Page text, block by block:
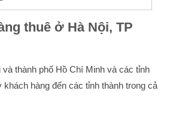
thuê ở Hà Nội, TP
và thành phố Hồ Chí Minh và các tỉnh
hàng đến các tỉnh thành trong cả